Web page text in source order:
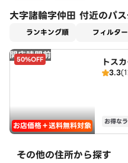
大字諸輪字仲田 付近のパ
ランキング順 フィルター
開店時間前
50%OFF
お店価格＋送料無料対象
トス
三好
3.3
お得な
その他の住所から探す